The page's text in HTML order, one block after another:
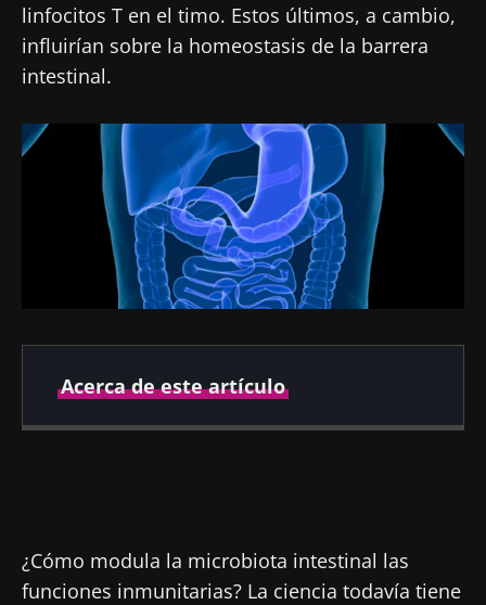
linfocitos T en el timo. Estos últimos, a cambio,
influirían sobre la homeostasis de la barrera
intestinal.
Acerca de este artículo
¿Cómo modula la microbiota intestinal las
funciones inmunitarias? La ciencia todavía tiene